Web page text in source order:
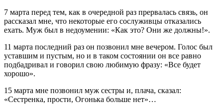
7 марта перед тем, как в очередной раз прервалась связь, он
рассказал мне, что некоторые его сослуживцы отказались
ехать. Муж был в недоумении: «Как это? Они же должны!».
11 марта последний раз он позвонил мне вечером. Голос был
уставшим и пустым, но и в таком состоянии он все равно
подбадривал и говорил свою любимую фразу: «Все будет
хорошо».
15 марта мне позвонил муж сестры и, плача, сказал:
«Сестренка, прости, Огонька больше нет»…